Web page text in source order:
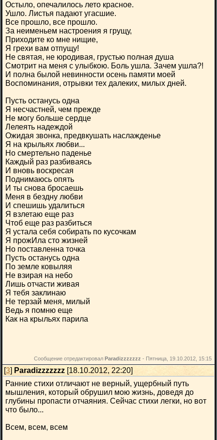
Остыло, опечалилось лето красное.
Ушло. Листья падают угасшие.
Все прошло, все прошло.
За неименьем настроения я грущу,
Приходите ко мне нищие,
Я грехи вам отпущу!
Не святая, не юродивая, грустью полная душа
Смотрит на меня с улыбкою. Боль ушла. Зачем ушла?!
И полна былой невинности осень памяти моей
Воспоминания, отрывки тех далеких, милых дней.
Пусть останусь одна
Я несчастней, чем прежде
Не могу больше сердце
Лелеять надеждой
Ожидая звонка, предвкушать наслажденье
Я на крыльях любви...
Но смертельно паденье
Каждый раз разбиваясь
И вновь воскресая
Поднимаюсь опять
И ты снова бросаешь
Меня в бездну любви
И спешишь удалиться
Я взлетаю еще раз
Чтоб еще раз разбиться
Я устала себя собирать по кусочкам
Я прожИла сто жизней
Но поставленна точка
Пусть останусь одна
По земле ковыляя
Не взирая на небо
Лишь отчасти живая
Я тебя заклинаю
Не терзай меня, милый
Ведь я помню еще
Как на крыльях парила
Сообщение отредактировал Paradizzzzzzz - Пятница, 19.10.2012, 15:15
[3] Paradizzzzzzz [18.10.2012, 22:20]
Ранние стихи отличают не верный, ущербный путь
мышления, который обрушил мою жизнь, доведя до
глубины пропасти отчаяния. Сейчас стихи легки, но вот
что было...
Всем, всем, всем